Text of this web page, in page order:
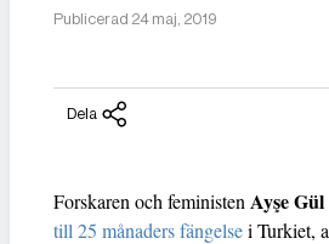
Publicerad 24 maj, 2019
Dela
Forskaren och feministen Ayşe
till 25 månaders fängelsei Turkiet,